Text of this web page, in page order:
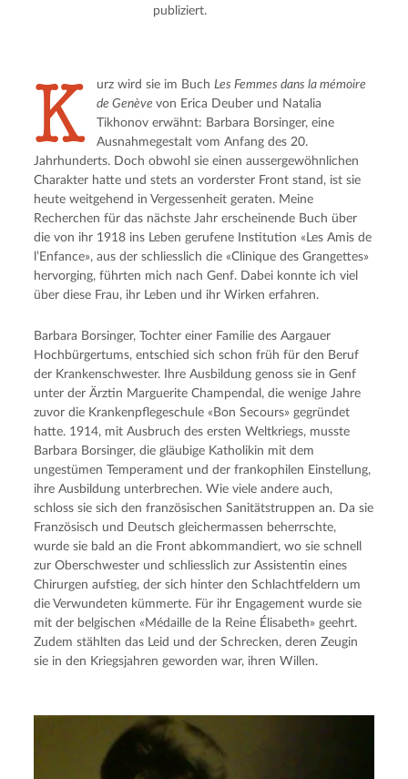
publiziert.
K urz wird sie im BuchLes Femmes dans la mémoire
de Genèvevon Erica Deuber und Natalia
Tikhonov erwähnt: Barbara Borsinger, eine
Ausnahmegestalt vom Anfang des 20.
Jahrhunderts. Doch obwohl sie einen aussergewöhnlichen
Charakter hatte und stets an vorderster Front stand, ist sie
heute weitgehend in Vergessenheit geraten. Meine
Recherchen für das nächste Jahr erscheinende Buch über
die von ihr 1918 ins Leben gerufene Institution «Les Amis de
l’Enfance», aus der schliesslich die «Clinique des Grangettes»
hervorging, führten mich nach Genf. Dabei konnte ich viel
über diese Frau, ihr Leben und ihr Wirken erfahren.
Barbara Borsinger, Tochter einer Familie des Aargauer
Hochbürgertums, entschied sich schon früh für den Beruf
der Krankenschwester. Ihre Ausbildung genoss sie in Genf
unter der Ärztin Marguerite Champendal, die wenige Jahre
zuvor die Krankenpflegeschule «Bon Secours» gegründet
hatte. 1914, mit Ausbruch des ersten Weltkriegs, musste
Barbara Borsinger, die gläubige Katholikin mit dem
ungestümen Temperament und der frankophilen Einstellung,
ihre Ausbildung unterbrechen. Wie viele andere auch,
schloss sie sich den französischen Sanitätstruppen an. Da sie
Französisch und Deutsch gleichermassen beherrschte,
wurde sie bald an die Front abkommandiert, wo sie schnell
zur Oberschwester und schliesslich zur Assistentin eines
Chirurgen aufstieg, der sich hinter den Schlachtfeldern um
die Verwundeten kümmerte. Für ihr Engagement wurde sie
mit der belgischen «Médaille de la Reine Élisabeth» geehrt.
Zudem stählten das Leid und der Schrecken, deren Zeugin
sie in den Kriegsjahren geworden war, ihren Willen.